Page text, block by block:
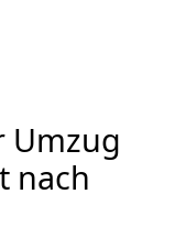
Umzug
nach